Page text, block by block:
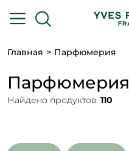
Главная Парфюмерия
Парфюмерия
Найдено продуктов: 110